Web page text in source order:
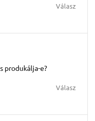
Válasz
produkálja-e?
Válasz